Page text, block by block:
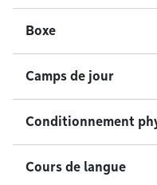
Boxe
Camps de jour
Conditionnement
Cours de langue